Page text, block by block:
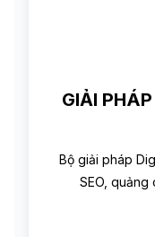
GIẢI
Bộ giải pháp
SEO,